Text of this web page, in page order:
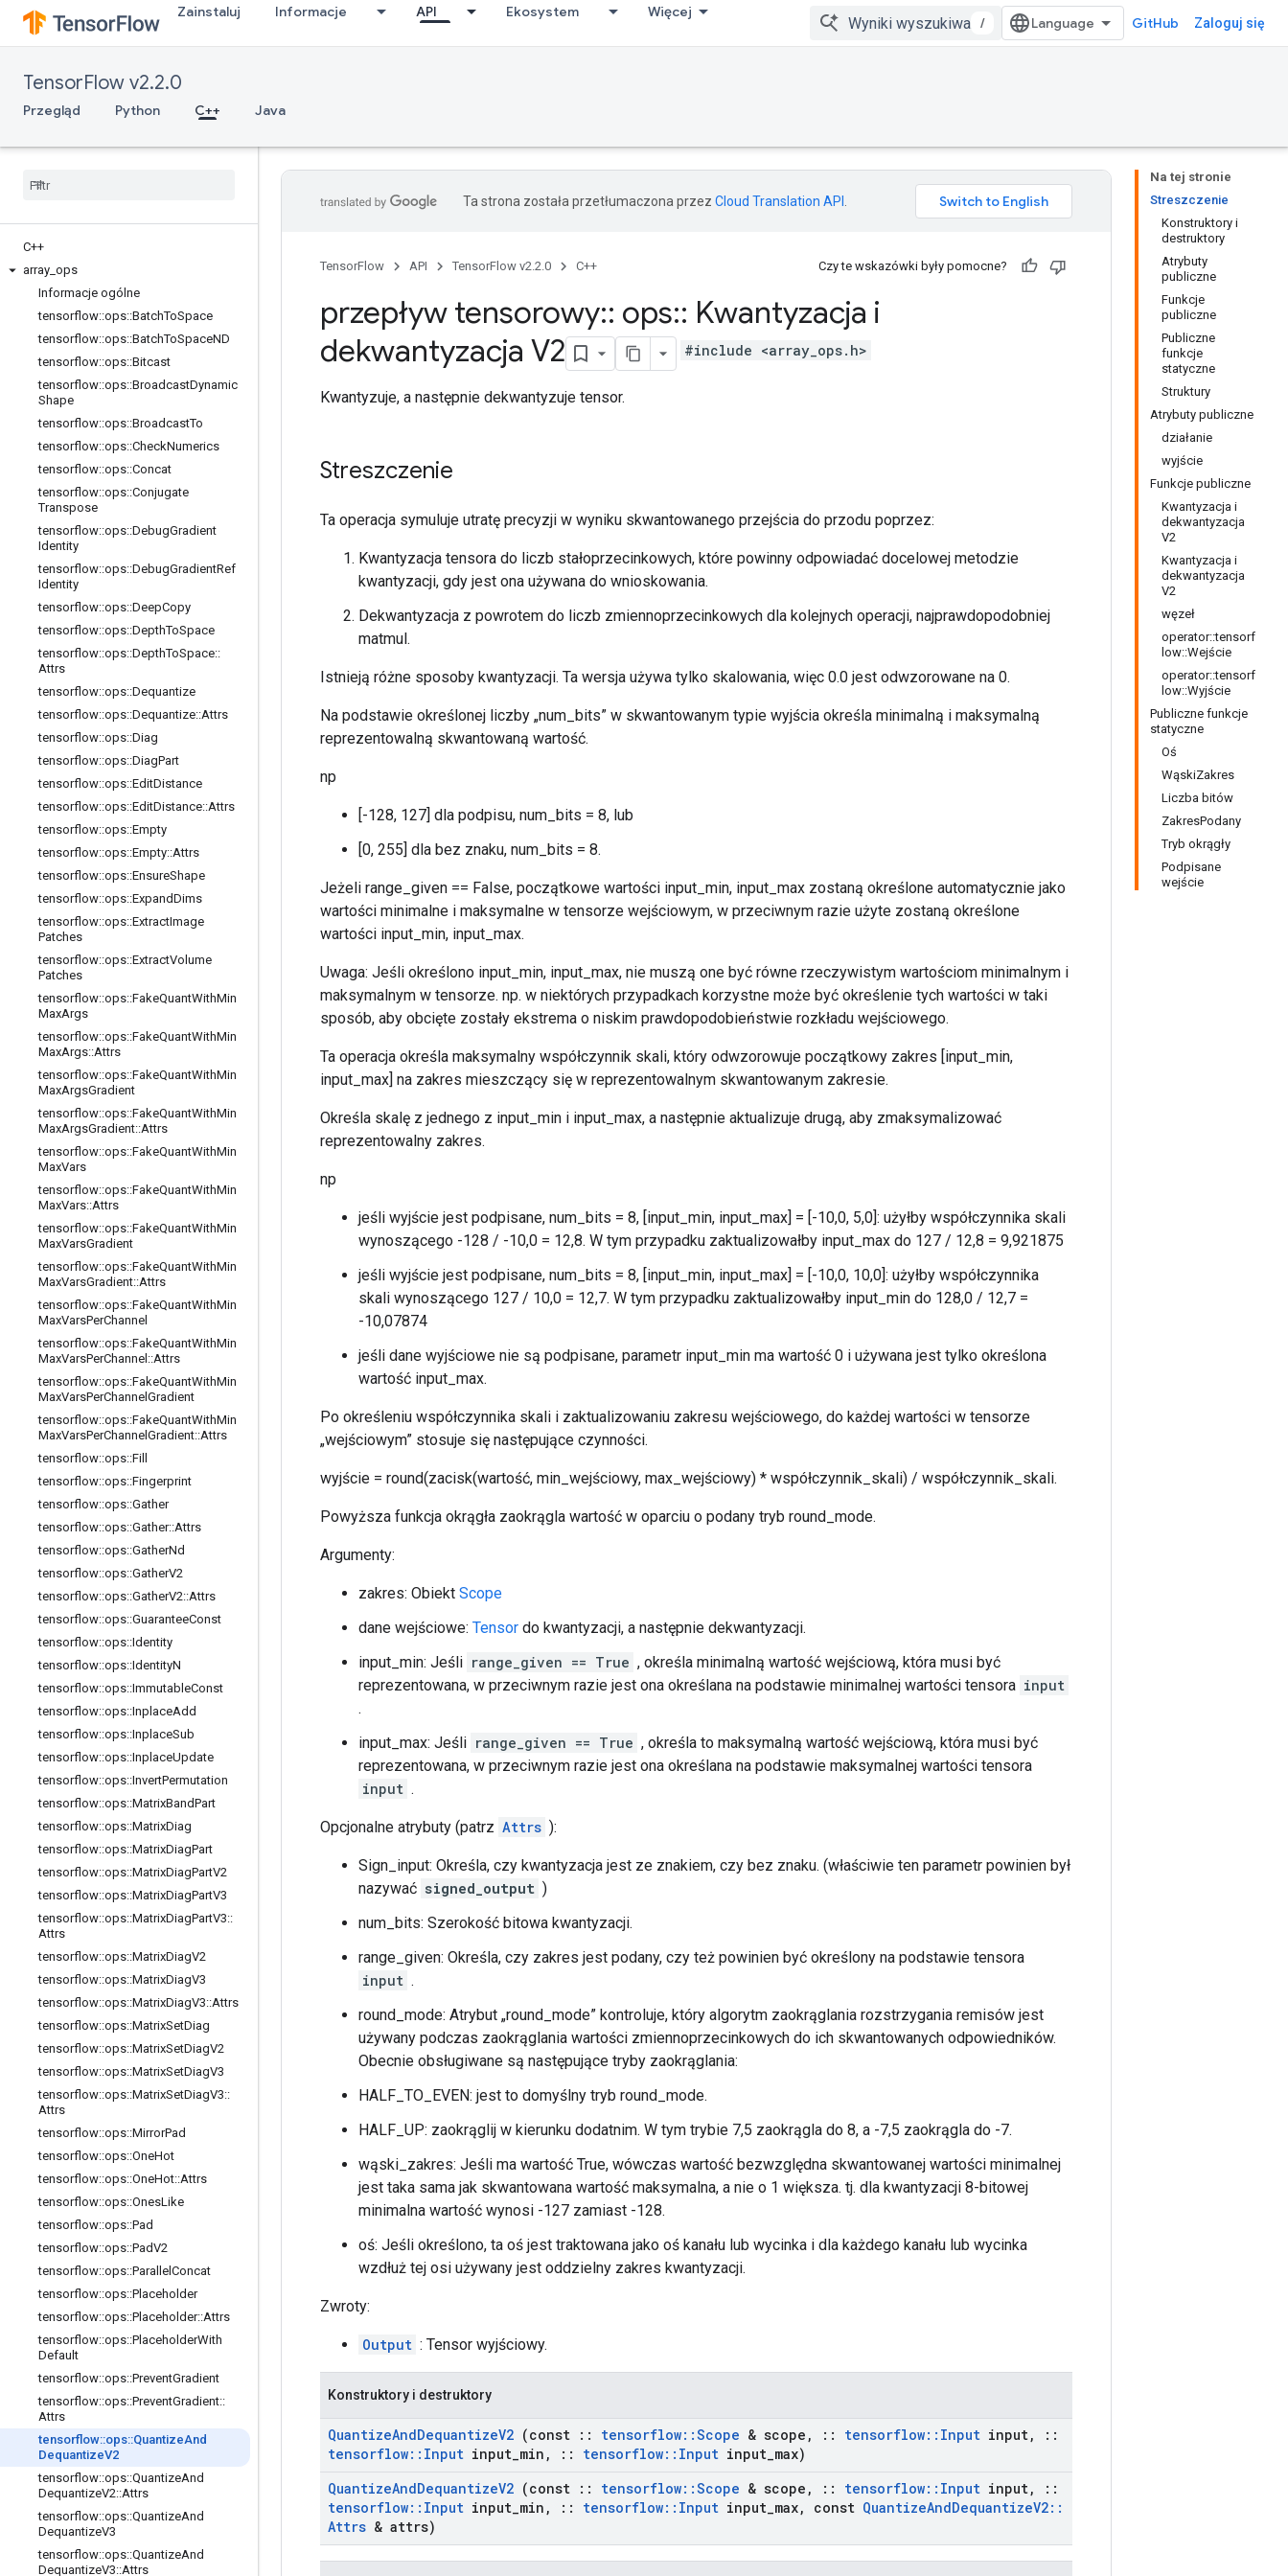
Zainstaluj Informacje API Ekosystem Więcej
/ GitHub Zaloguj się
TensorFlow v2.2.0
Przegląd Python C++ Java
C++
array ops
Informacje ogólne
tensorflow::ops::BatchToSpace
tensorflow::ops::BatchToSpaceND
tensorflow::ops::Bitcast
tensorflow::ops::BroadcastDynamic
Shape
tensorflow::ops::BroadcastTo
tensorflow::ops::CheckNumerics
tensorflow::ops::Concat
tensorflow::ops::Conjugate
Transpose
tensorflow::ops::DebugGradient
Identity
tensorflow::ops::DebugGradientRef
Identity
tensorflow::ops::DeepCopy
tensorflow::ops::DepthToSpace
tensorflow::ops::DepthToSpace::
Attrs
tensorflow::ops::Dequantize
tensorflow::ops::Dequantize::Attrs
tensorflow::ops::Diag
tensorflow::ops::DiagPart
tensorflow::ops::EditDistance
tensorflow::ops::EditDistance::Attrs
tensorflow::ops::Empty
tensorflow::ops::Empty::Attrs
tensorflow::ops::EnsureShape
tensorflow::ops::ExpandDims
tensorflow::ops::ExtractImage
Patches
tensorflow::ops::ExtractVolume
Patches
tensorflow::ops::FakeQuantWithMin
MaxArgs
tensorflow::ops::FakeQuantWithMin
MaxArgs::Attrs
tensorflow::ops::FakeQuantWithMin
MaxArgsGradient
tensorflow::ops::FakeQuantWithMin
MaxArgsGradient::Attrs
tensorflow::ops::FakeQuantWithMin
MaxVars
tensorflow::ops::FakeQuantWithMin
MaxVars::Attrs
tensorflow::ops::FakeQuantWithMin
MaxVarsGradient
tensorflow::ops::FakeQuantWithMin
MaxVarsGradient::Attrs
tensorflow::ops::FakeQuantWithMin
MaxVarsPerChannel
tensorflow::ops::FakeQuantWithMin
MaxVarsPerChannel ::Attrs
tensorflow::ops::FakeQuantWithMin
MaxVarsPerChannel Gradient
tensorflow::ops::FakeQuantWithMin
MaxVarsPerChannel Gradient::Attrs
tensorflow::ops::Fill
tensorflow::ops::Fingerprint
tensorflow::ops::Gather
tensorflow::ops::Gather::Attrs
tensorflow::ops::GatherNd
tensorflow::ops::GatherV2
tensorflow::ops::GatherV2::Attrs
tensorflow::ops::GuaranteeConst
tensorflow::ops::Identity
tensorflow::ops::IdentityN
tensorflow::ops::ImmutableConst
tensorflow::ops::InplaceAdd
tensorflow::ops::InplaceSub
tensorflow::ops::InplaceUpdate
tensorflow::ops::InvertPermutation
tensorflow::ops::MatrixBandPart
tensorflow::ops::MatrixDiag
tensorflow::ops::MatrixDiagPart
tensorflow::ops::MatrixDiagPartV2
tensorflow::ops::MatrixDiagPartV3
tensorflow::ops::MatrixDiagPartV3::
Attrs
tensorflow::ops::MatrixDiagV2
tensorflow::ops::MatrixDiagV3
tensorflow::ops::MatrixDiagV3::Attrs
tensorflow::ops::MatrixSetDiag
tensorflow::ops::MatrixSetDiagV2
tensorflow::ops::MatrixSetDiagV3
tensorflow::ops::MatrixSetDiagV3::
Attrs
tensorflow::ops::MirrorPad
tensorflow::ops::OneHot
tensorflow::ops::OneHot::Attrs
tensorflow::ops::OnesLike
tensorflow::ops::Pad
tensorflow::ops::PadV2
tensorflow::ops::Parallel Concat
tensorflow::ops::Placeholder
tensorflow::ops::Placeholder::Attrs
tensorflow::ops::PlaceholderWith
Default
tensorflow::ops::PreventGradient
tensorflow::ops::PreventGradient::
Attrs
tensorflow::ops::QuantizeAnd
DequantizeV2
tensorflow::ops::QuantizeAnd
DequantizeV2::Attrs
tensorflow::ops::QuantizeAnd
DequantizeV3
tensorflow::ops::QuantizeAnd
DequantizeV3::Attrs
Na tej stronie
Streszczenie
Konstruktory i
destruktory
Atrybuty
publiczne
Funkcje
publiczne
Publiczne
funkcje
statyczne
Struktury
Atrybuty publiczne
działanie
wyjście
Funkcje publiczne
Kwantyzacja i
dekwantyzacja
V2
Kwantyzacja i
dekwantyzacja
V2
węzeł
operator::tensorf
low::Wejście
operator::tensorf
low::Wyjście
Publiczne funkcje
statyczne
Oś
WąskiZakres
Liczba bitów
ZakresPodany
Tryb okrągły
Podpisane
wejście
Ta strona została przetłumaczona przez Cloud Translation API
TensorFlow API TensorFlow v2.2.0 C++ Czy te wskazówki były pomocne?
przepływ tensorowy:: ops:: Kwantyzacja i
dekwantyzacja V2
#include <array_ops.h>
Kwantyzuje, a następnie dekwantyzuje tensor.
Streszczenie
Ta operacja symuluje utratę precyzji w wyniku skwantowanego przejścia do przodu poprzez:
Kwantyzacja tensora do liczb stałoprzecinkowych, które powinny odpowiadać docelowej metodzie
kwantyzacji, gdy jest ona używana do wnioskowania.
Dekwantyzacja z powrotem do liczb zmiennoprzecinkowych dla kolejnych operacji, najprawdopodobniej
matmul.
Istnieją różne sposoby kwantyzacji. Ta wersja używa tylko skalowania, więc 0.0 jest odwzorowane na 0.
Na podstawie określonej liczby „num_bits” w skwantowanym typie wyjścia określa minimalną i maksymalną
reprezentowalną skwantowaną wartość.
np
[-128, 127] dla podpisu, num_bits = 8, lub
[0, 255] dla bez znaku, num_bits = 8.
Jeżeli range_given == False, początkowe wartości input_min, input_max zostaną określone automatycznie jako
wartości minimalne i maksymalne w tensorze wejściowym, w przeciwnym razie użyte zostaną określone
wartości input_min, input_max.
Uwaga: Jeśli określono input_min, input_max, nie muszą one być równe rzeczywistym wartościom minimalnym i
maksymalnym w tensorze. np. w niektórych przypadkach korzystne może być określenie tych wartości w taki
sposób, aby obcięte zostały ekstrema o niskim prawdopodobieństwie rozkładu wejściowego.
Ta operacja określa maksymalny współczynnik skali, który odwzorowuje początkowy zakres [input_min,
input_max] na zakres mieszczący się w reprezentowalnym skwantowanym zakresie.
Określa skalę z jednego z input_min i input_max, a następnie aktualizuje drugą, aby zmaksymalizować
reprezentowalny zakres.
np
jeśli wyjście jest podpisane, num_bits = 8, [input_min, input_max] = [-10,0, 5,0]: użyłby współczynnika skali
wynoszącego -128 / -10,0 = 12,8. W tym przypadku zaktualizowałby input_max do 127 / 12,8 = 9,921875
jeśli wyjście jest podpisane, num_bits = 8, [input_min, input_max] = [-10,0, 10,0]: użyłby współczynnika
skali wynoszącego 127 / 10,0 = 12,7. W tym przypadku zaktualizowałby input_min do 128,0 / 12,7 =
-10,07874
jeśli dane wyjściowe nie są podpisane, parametr input_min ma wartość 0 i używana jest tylko określona
wartość input_max.
Po określeniu współczynnika skali i zaktualizowaniu zakresu wejściowego, do każdej wartości w tensorze
„wejściowym” stosuje się następujące czynności.
wyjście = round(zacisk(wartość, min_wejściowy, max_wejściowy) * współczynnik_skali) / współczynnik_skali.
Powyższa funkcja okrągła zaokrągla wartość w oparciu o podany tryb round_mode.
Argumenty:
zakres: Obiekt Scope
dane wejściowe: Tensor do kwantyzacji, a następnie dekwantyzacji.
input_min: Jeśli range_given == True , określa minimalną wartość wejściową, która musi być
reprezentowana, w przeciwnym razie jest ona określana na podstawie minimalnej wartości tensora input
.
input_max: Jeśli range_given == True , określa to maksymalną wartość wejściową, która musi być
reprezentowana, w przeciwnym razie jest ona określana na podstawie maksymalnej wartości tensora
input .
Opcjonalne atrybuty (patrz Attrs ):
Sign_input: Określa, czy kwantyzacja jest ze znakiem, czy bez znaku. (właściwie ten parametr powinien był
nazywać signed_output )
num_bits: Szerokość bitowa kwantyzacji.
range_given: Określa, czy zakres jest podany, czy też powinien być określony na podstawie tensora
input .
round_mode: Atrybut „round_mode” kontroluje, który algorytm zaokrąglania rozstrzygania remisów jest
używany podczas zaokrąglania wartości zmiennoprzecinkowych do ich skwantowanych odpowiedników.
Obecnie obsługiwane są następujące tryby zaokrąglania:
HALF_TO_EVEN: jest to domyślny tryb round_mode.
HALF_UP: zaokrąglij w kierunku dodatnim. W tym trybie 7,5 zaokrągla do 8, a -7,5 zaokrągla do -7.
wąski_zakres: Jeśli ma wartość True, wówczas wartość bezwzględna skwantowanej wartości minimalnej
jest taka sama jak skwantowana wartość maksymalna, a nie o 1 większa. tj. dla kwantyzacji 8-bitowej
minimalna wartość wynosi -127 zamiast -128.
oś: Jeśli określono, ta oś jest traktowana jako oś kanału lub wycinka i dla każdego kanału lub wycinka
wzdłuż tej osi używany jest oddzielny zakres kwantyzacji.
Zwroty:
Output : Tensor wyjściowy.
Konstruktory i destruktory
QuantizeAndDequantizeV2 (const :: tensorflow::Scope & scope , :: tensorflow:: Input input,
::
tensorflow:: Input input min , :: tensorflow:: Input input max)
QuantizeAndDequantizeV2 (const :: tensorflow::Scope & scope , :: tensorflow:: Input input,
::
tensorflow:: Input input min , :: tensorflow:: Input input max, const QuantizeAndDequantizeV2::
Attrs & attrs)